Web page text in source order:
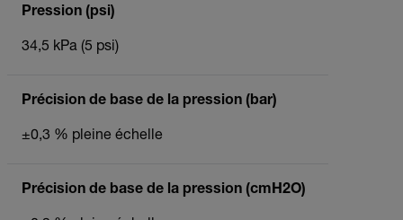
Pression (psi)
34,5 kPa (5 psi)
Précision de base de la pression (bar)
±0,3 % pleine échelle
Précision de base de la pression (cmH2O)